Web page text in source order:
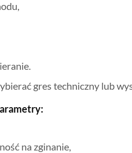
gres techniczny lub
na zginanie,